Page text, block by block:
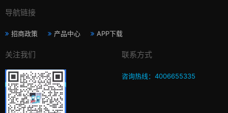
导航链接
招商政策 产品中心 APP下载
关注我们 联系方式
咨询热线：4006655335